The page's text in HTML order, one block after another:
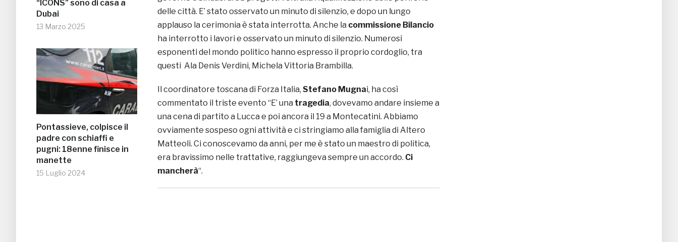
“ICONS” sono di casa a
Dubai
13 Marzo 2025
Pontassieve, colpisce il
padre con schiaffi e
pugni: 18enne finisce in
manette
15 Luglio 2024
delle città. E’ stato osservato un minuto di silenzio, e dopo un lungo
applauso la cerimonia è stata interrotta. Anche la commissione Bilancio
ha interrotto i lavori e osservato un minuto di silenzio. Numerosi
esponenti del mondo politico hanno espresso il proprio cordoglio, tra
questi Ala Denis Verdini, Michela Vittoria Brambilla.
Il coordinatore toscana di Forza Italia, Stefano Mugnai, ha così
commentato il triste evento “E’ una tragedia, dovevamo andare insieme a
una cena di partito a Lucca e poi ancora il 19 a Montecatini. Abbiamo
ovviamente sospeso ogni attività e ci stringiamo alla famiglia di Altero
Matteoli. Ci conoscevamo da anni, per me è stato un maestro di politica,
era bravissimo nelle trattative, raggiungeva sempre un accordo. Ci
mancherà“.